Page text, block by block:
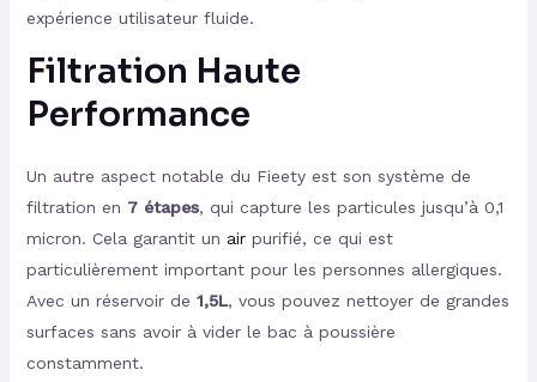
expérience utilisateur fluide.
Filtration Haute
Performance
Un autre aspect notable du Fieety est son système de
filtration en 7 étapes, qui capture les particules jusqu’à 0,1
micron. Cela garantit un airpurifié, ce qui est
particulièrement important pour les personnes allergiques.
Avec un réservoir de 1,5L, vous pouvez nettoyer de grandes
surfaces sans avoir à vider le bac à poussière
constamment.